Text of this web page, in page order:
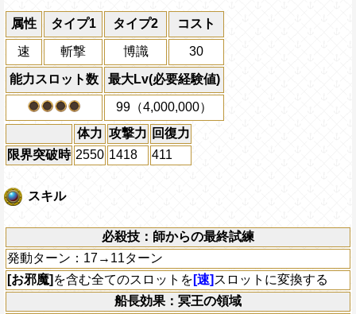
属性 タイプ1 タイプ2 コスト
速 斬撃 博識 30
能力スロット数 最大Lv(必要経験値)
99（4,000,000）
体力 攻撃力 回復力
限界突破時 2550 1418 411
スキル
必殺技：師からの最終試練
発動ターン：17→11ターン
[お邪魔] を含む全てのスロットを [速] スロットに変換する
船長効果：冥王の領域